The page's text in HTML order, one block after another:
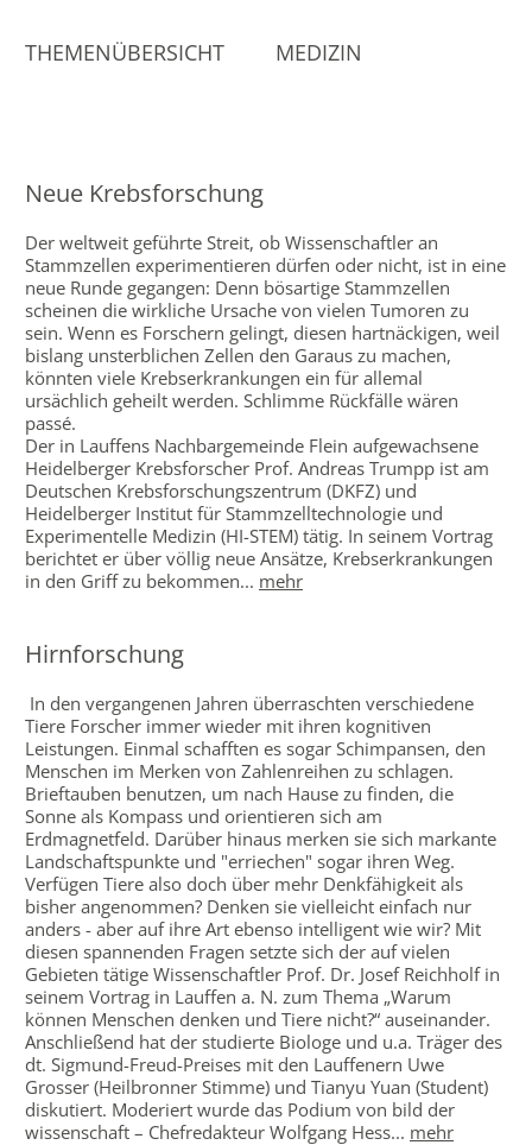
THEMENÜBERSICHT MEDIZIN
Neue Krebsforschung
Der weltweit geführte Streit, ob Wissenschaftler an
Stammzellen experimentieren dürfen oder nicht, ist in eine
neue Runde gegangen: Denn bösartige Stammzellen
scheinen die wirkliche Ursache von vielen Tumoren zu
sein. Wenn es Forschern gelingt, diesen hartnäckigen, weil
bislang unsterblichen Zellen den Garaus zu machen,
könnten viele Krebserkrankungen ein für allemal
ursächlich geheilt werden. Schlimme Rückfälle wären
passé.
Der in Lauffens Nachbargemeinde Flein aufgewachsene
Heidelberger Krebsforscher Prof. Andreas Trumpp ist am
Deutschen Krebsforschungszentrum (DKFZ) und
Heidelberger Institut für Stammzelltechnologie und
Experimentelle Medizin (HI-STEM) tätig. In seinem Vortrag
berichtet er über völlig neue Ansätze, Krebserkrankungen
in den Griff zu bekommen... mehr
Hirnforschung
In den vergangenen Jahren überraschten verschiedene
Tiere Forscher immer wieder mit ihren kognitiven
Leistungen. Einmal schafften es sogar Schimpansen, den
Menschen im Merken von Zahlenreihen zu schlagen.
Brieftauben benutzen, um nach Hause zu finden, die
Sonne als Kompass und orientieren sich am
Erdmagnetfeld. Darüber hinaus merken sie sich markante
Landschaftspunkte und "erriechen" sogar ihren Weg.
Verfügen Tiere also doch über mehr Denkfähigkeit als
bisher angenommen? Denken sie vielleicht einfach nur
anders - aber auf ihre Art ebenso intelligent wie wir? Mit
diesen spannenden Fragen setzte sich der auf vielen
Gebieten tätige Wissenschaftler Prof. Dr. Josef Reichholf in
seinem Vortrag in Lauffen a. N. zum Thema „Warum
können Menschen denken und Tiere nicht?“ auseinander.
Anschließend hat der studierte Biologe und u.a. Träger des
dt. Sigmund-Freud-Preises mit den Lauffenern Uwe
Grosser (Heilbronner Stimme) und Tianyu Yuan (Student)
diskutiert. Moderiert wurde das Podium von bild der
wissenschaft – Chefredakteur Wolfgang Hess... mehr